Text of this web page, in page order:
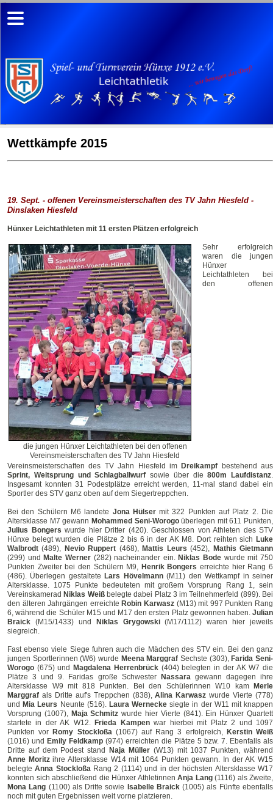
Wettkämpfe 2015
19. Sept. - offenen Vereinsmeisterschaften des TV Jahn Hiesfeld -
Dinslaken Hiesfeld
Hünxer Leichtathleten mit 11 ersten Plätzen erfolgreich
die jungen Hünxer Leichtathleten bei den offenen
Vereinsmeisterschaften des TV Jahn Hiesfeld
Sehr erfolgreich
waren die jungen
Hünxer
Leichtathleten bei
den offenen
Vereinsmeisterschaften des TV Jahn Hiesfeld im Dreikampf bestehend aus
Sprint, Weitsprung und Schlagballwurf sowie über die800m Laufdistanz.
Insgesamt konnten 31 Podestplätze erreicht werden, 11-mal stand dabei ein
Sportler des STV ganz oben auf dem Siegertreppchen.
Bei den Schülern M6 landete Jona Hülsermit 322 Punkten auf Platz 2. Die
Altersklasse M7 gewann Mohammed Seni-Worogoüberlegen mit 611 Punkten,
Julius Bongers wurde hier Dritter (420). Geschlossen von Athleten des STV
Hünxe belegt wurden die Plätze 2 bis 6 in der AK M8. Dort reihten sich Luke
Walbrodt (489), Nevio Ruppert (468), Mattis Leurs (452), Mathis Gietmann
(299) und Malte Werner(282) nacheinander ein. Niklas Bode wurde mit 750
Punkten Zweiter bei den Schülern M9, Henrik Bongers erreichte hier Rang 6
(486). Überlegen gestaltete Lars Hövelmann(M11) den Wettkampf in seiner
Altersklasse. 1075 Punkte bedeuteten mit großem Vorsprung Rang 1, sein
Vereinskamerad Niklas Weißbelegte dabei Platz 3 im Teilnehmerfeld (899). Bei
den älteren Jahrgängen erreichte Robin Karwasz (M13) mit 997 Punkten Rang
6, während die Schüler M15 und M17 den ersten Platz gewonnen haben. Julian
Braick (M15/1433) und Niklas Grygowski(M17/1112) waren hier jeweils
siegreich.
Fast ebenso viele Siege fuhren auch die Mädchen des STV ein. Bei den ganz
jungen Sportlerinnen (W6) wurde Meena Marggraf Sechste (303), Farida Seni-
Worogo (675) und Magdalena Herrenbrück(404) belegten in der AK W7 die
Plätze 3 und 9. Faridas große Schwester
Nassaragewann dagegen ihre
Altersklasse W9 mit 818 Punkten. Bei den Schülerinnen W10 kam
Merle
Marggraf als Dritte auf's Treppchen (838),Alina Karwasz wurde Vierte (778)
und Mia Leurs Neunte (516). Laura Wernecke siegte in der W11 mit knappen
Vorsprung (1007), Maja Schmitz wurde hier Vierte (841). Ein Hünxer Quartett
startete in der AK W12. Frieda Kampenwar hierbei mit Platz 2 und 1097
Punkten vor Romy Stockloßa(1067) auf Rang 3 erfolgreich, Kerstin Weiß
(1016) und Emily Feldkamp (974) erreichten die Plätze 5 bzw. 7. Ebenfalls als
Dritte auf dem Podest stand
Naja Müller(W13) mit 1037 Punkten, während
Anne Moritzihre Altersklasse W14 mit 1064 Punkten gewann. In der AK W15
belegteAnna StockloßaRang 2 (1114) und in der höchsten Altersklasse W17
konnten sich abschließend die Hünxer Athletinnen Anja Lang(1116) als Zweite,
Mona Lang (1100) als Dritte sowie Isabelle Braick(1005) als Fünfte ebenfalls
noch mit guten Ergebnissen weit vorne platzieren.